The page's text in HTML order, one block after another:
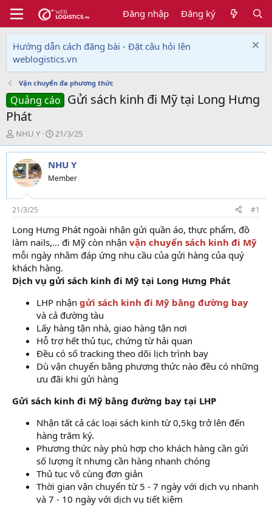
Đăng nhập Đăng ký
Hướng dẫn cách đăng bài - Đặt câu hỏi lên
weblogistics.vn
Vận chuyển đa phương thức
Quảng cáo Gửi sách kinh đi Mỹ tại Long Hưng
Phát
T
h
r
e
a
d
s
t
a
r
t
e
r
NHU Y
N
g
à
y
g
i
21/3/25
NHU Y
Member
21/3/25 #1
Long Hưng Phát ngoài nhận gửi quần áo, thực phẩm, đồ
làm nails,... đi Mỹ còn nhận vận chuyển sách kinh đi Mỹ
mỗi ngày nhằm đáp ứng nhu cầu của gửi hàng của quý
khách hàng.
Dịch vụ gửi sách kinh đi Mỹ tại Long Hưng Phát
LHP nhận gửi sách kinh đi Mỹ bằng đường bay
và cả đường tàu
Lấy hàng tận nhà, giao hàng tận nơi
Hỗ trợ hết thủ tục, chứng từ hải quan
Đều có số tracking theo dõi lịch trình bay
Dù vận chuyển bằng phương thức nào đều có những
ưu đãi khi gửi hàng
Gửi sách kinh đi Mỹ bằng đường bay tại LHP
Nhận tất cả các loại sách kinh từ 0,5kg trở lên đến
hàng trăm ký.
Phương thức này phù hợp cho khách hàng cần gửi
số lượng ít nhưng cần hàng nhanh chóng
Thủ tục vô cùng đơn giản
Thời gian vận chuyển từ 5 - 7 ngày với dịch vụ nhanh
và 7 - 10 ngày với dịch vụ tiết kiệm